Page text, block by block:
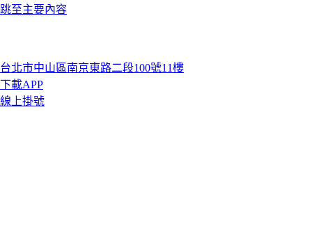
跳至主要內容
台北市中山區南京東路二段100號11樓
下載APP
線上掛號